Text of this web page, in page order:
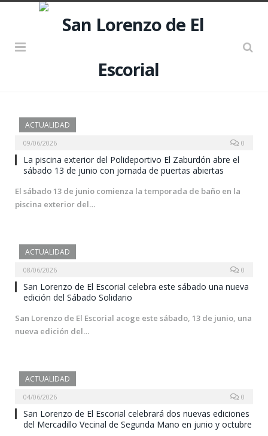
ACTUALIDAD
09/06/2026 0
La piscina exterior del Polideportivo El Zaburdón abre el
sábado 13 de junio con jornada de puertas abiertas
El sábado 13 de junio comienza la temporada de baño en la
piscina exterior del…
ACTUALIDAD
08/06/2026 0
San Lorenzo de El Escorial celebra este sábado una nueva
edición del Sábado Solidario
San Lorenzo de El Escorial acoge este sábado, 13 de junio, una
nueva edición del…
ACTUALIDAD
04/06/2026 0
San Lorenzo de El Escorial celebrará dos nuevas ediciones
del Mercadillo Vecinal de Segunda Mano en junio y octubre